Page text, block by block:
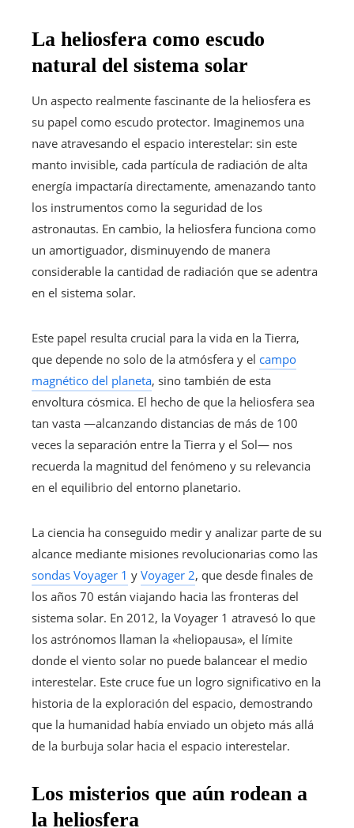
La heliosfera como escudo
natural del sistema solar
Un aspecto realmente fascinante de la heliosfera es
su papel como escudo protector. Imaginemos una
nave atravesando el espacio interestelar: sin este
manto invisible, cada partícula de radiación de alta
energía impactaría directamente, amenazando tanto
los instrumentos como la seguridad de los
astronautas. En cambio, la heliosfera funciona como
un amortiguador, disminuyendo de manera
considerable la cantidad de radiación que se adentra
en el sistema solar.
Este papel resulta crucial para la vida en la Tierra,
que depende no solo de la atmósfera y el campo
magnético del planeta, sino también de esta
envoltura cósmica. El hecho de que la heliosfera sea
tan vasta —alcanzando distancias de más de 100
veces la separación entre la Tierra y el Sol— nos
recuerda la magnitud del fenómeno y su relevancia
en el equilibrio del entorno planetario.
La ciencia ha conseguido medir y analizar parte de su
alcance mediante misiones revolucionarias como las
sondas Voyager 1 y Voyager 2, que desde finales de
los años 70 están viajando hacia las fronteras del
sistema solar. En 2012, la Voyager 1 atravesó lo que
los astrónomos llaman la «heliopausa», el límite
donde el viento solar no puede balancear el medio
interestelar. Este cruce fue un logro significativo en la
historia de la exploración del espacio, demostrando
que la humanidad había enviado un objeto más allá
de la burbuja solar hacia el espacio interestelar.
Los misterios que aún rodean a
la heliosfera